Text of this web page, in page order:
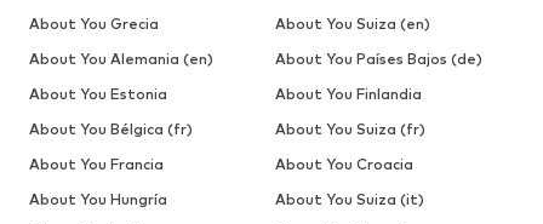
About You Grecia
About You Suiza (en)
About You Alemania (en)
About You Países Bajos (de)
About You Estonia
About You Finlandia
About You Bélgica (fr)
About You Suiza (fr)
About You Francia
About You Croacia
About You Hungría
About You Suiza (it)